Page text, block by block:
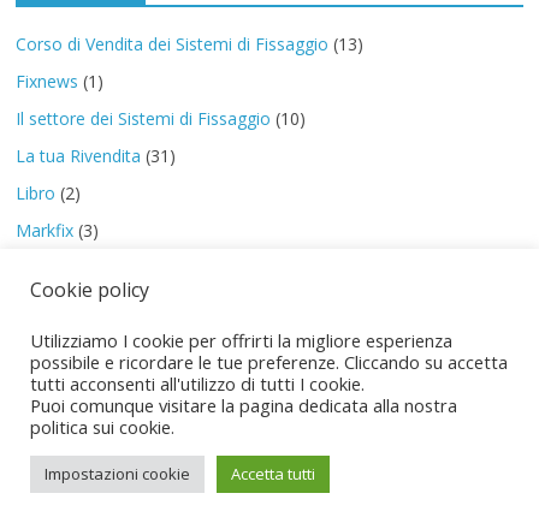
Corso di Vendita dei Sistemi di Fissaggio (13)
Fixnews (1)
Il settore dei Sistemi di Fissaggio (10)
La tua Rivendita (31)
Libro (2)
Markfix (3)
Special Report(2)
Copyright © 2026
Tema:ColorMagdi ThemeGrill. Powered by
Cookie policy
Utilizziamo I cookie per offrirti la migliore esperienza
possibile e ricordare le tue preferenze. Cliccando su accetta
tutti acconsenti all'utilizzo di tutti I cookie.
Puoi comunque visitare la pagina dedicata alla nostra
politica sui cookie.
Impostazioni cookie Accetta tutti